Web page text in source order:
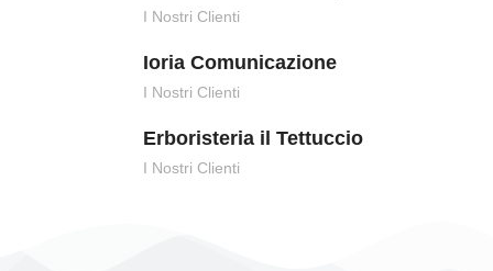
I Nostri Clienti
Ioria Comunicazione
I Nostri Clienti
Erboristeria il Tettuccio
I Nostri Clienti